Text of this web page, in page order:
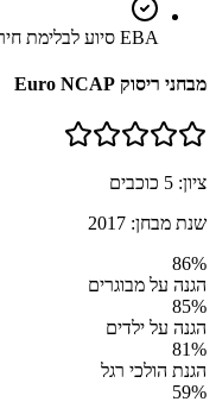
EBA סיוע לבלימת חירום
מבחני ריסוק Euro NCAP
ציון: 5 כוכבים
שנת מבחן: 2017
86%
הגנה על מבוגרים
85%
הגנה על ילדים
81%
הגנת הולכי רגל
59%